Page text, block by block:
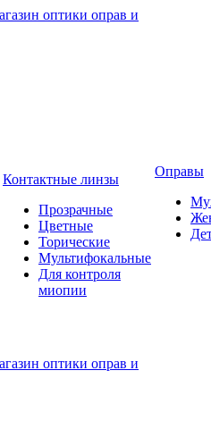
Контактные линзы
Прозрачные
Цветные
Торические
Мультифокальные
Для контроля
миопии
Оправы